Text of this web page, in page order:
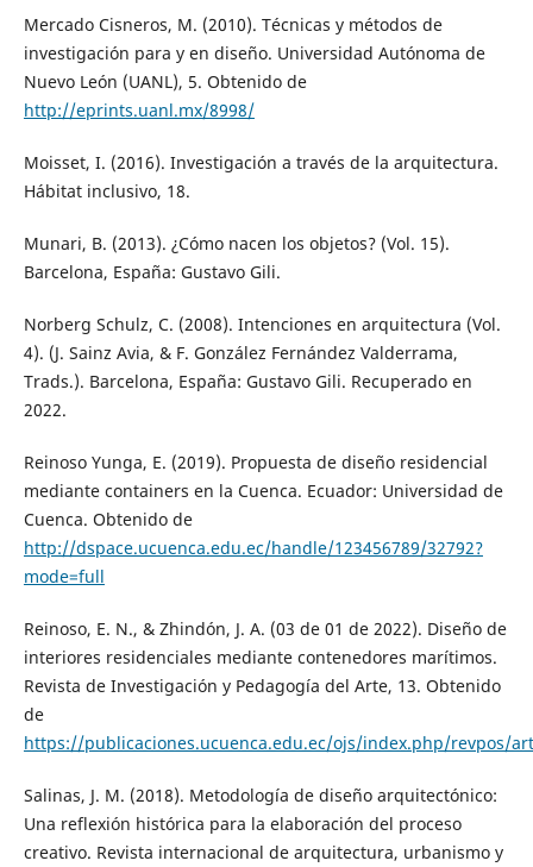
Mercado Cisneros, M. (2010). Técnicas y métodos de
investigación para y en diseño. Universidad Autónoma de
Nuevo León (UANL), 5. Obtenido de
http://eprints.uanl.mx/8998/
Moisset, I. (2016). Investigación a través de la arquitectura.
Hábitat inclusivo, 18.
Munari, B. (2013). ¿Cómo nacen los objetos? (Vol. 15).
Barcelona, España: Gustavo Gili.
Norberg Schulz, C. (2008). Intenciones en arquitectura (Vol.
4). (J. Sainz Avia, & F. González Fernández Valderrama,
Trads.). Barcelona, España: Gustavo Gili. Recuperado en
2022.
Reinoso Yunga, E. (2019). Propuesta de diseño residencial
mediante containers en la Cuenca. Ecuador: Universidad de
Cuenca. Obtenido de
http://dspace.ucuenca.edu.ec/handle/123456789/32792?
mode=full
Reinoso, E. N., & Zhindón, J. A. (03 de 01 de 2022). Diseño de
interiores residenciales mediante contenedores marítimos.
Revista de Investigación y Pedagogía del Arte, 13. Obtenido
de
https://publicaciones.ucuenca.edu.ec/ojs/index.php/revpos/
Salinas, J. M. (2018). Metodología de diseño arquitectónico:
Una reflexión histórica para la elaboración del proceso
creativo. Revista internacional de arquitectura, urbanismo y